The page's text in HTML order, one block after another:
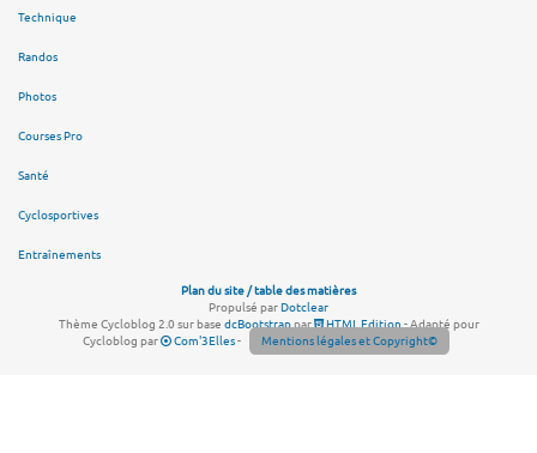
Technique
Randos
Photos
Courses Pro
Santé
Cyclosportives
Entraînements
Plan du site / table des matières
Propulsé parDotclear
Thème Cycloblog 2.0 sur base dcBootstrappar HTML Edition- Adapté pour
Cycloblog par
Com'3Elles- Mentions légales et Copyright©